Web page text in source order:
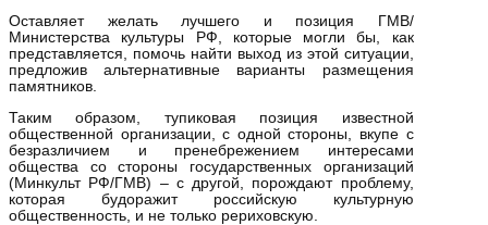
Оставляет желать лучшего и позиция ГМВ/
Министерства культуры РФ, которые могли бы, как
представляется, помочь найти выход из этой ситуации,
предложив альтернативные варианты размещения
памятников.
Таким образом, тупиковая позиция известной
общественной организации, с одной стороны, вкупе с
безразличием и пренебрежением интересами
общества со стороны государственных организаций
(Минкульт РФ/ГМВ) – с другой, порождают проблему,
которая будоражит российскую культурную
общественность, и не только рериховскую.